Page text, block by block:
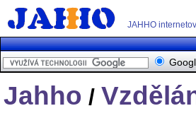
JAHHO
Jahho /